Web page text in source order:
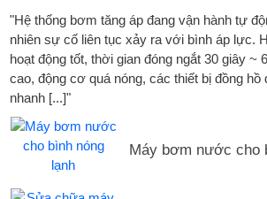
"Hệ thống bơm tăng áp đang vận hành tự
nhiên sự cố liên tục xảy ra với bình áp lực.
hoạt động tốt, thời gian đóng ngắt 30 giây ~
cao, động cơ quá nóng, các thiết bị đồng hồ
nhanh [...]"
Máy bơm nước cho